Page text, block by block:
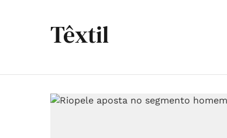
Têxtil